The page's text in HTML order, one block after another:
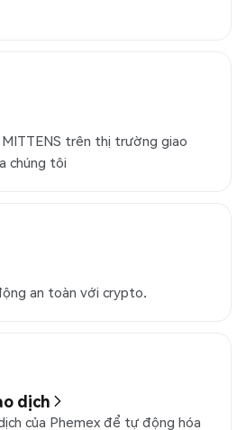
trên thị trường giao
chúng tôi
an toàn với crypto.
dịch
của Phemex để tự động hóa